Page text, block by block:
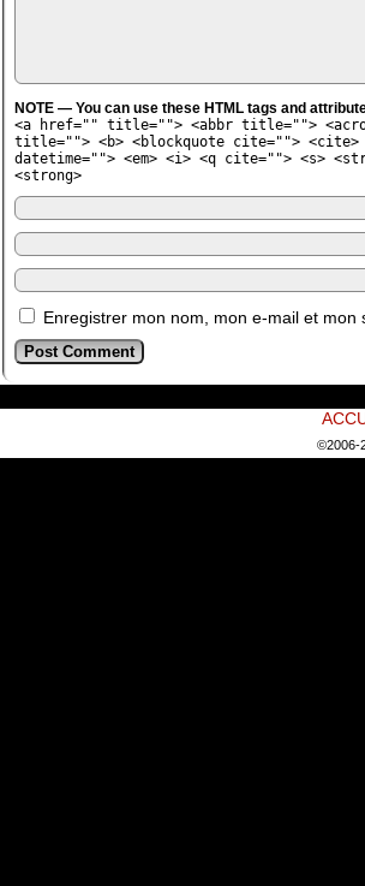
NOTE — You can use these HTML tags and
<a href="" title=""> <abbr title="">
title=""> <b> <blockquote cite=""> <cite>
datetime=""> <em> <i> <q cite=""> <s>
<strong>
Enregistrer mon nom, mon e-mail et
©2006-